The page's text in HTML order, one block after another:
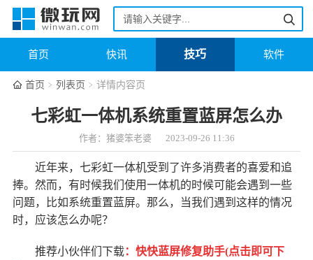
首页 快讯 技巧 软件
首页 列表页 详情内容页
七彩虹一体机系统重置蓝屏怎么办
作者：猪婆笨老婆 2023-09-26 11:36
近年来，七彩虹一体机受到了许多消费者的喜爱和追
捧。然而，有时候我们使用一体机的时候可能会遇到一些
问题，比如系统重置蓝屏。那么，当我们遇到这样的情况
时，应该怎么办呢？
推荐小伙伴们下载： 快快蓝屏修复助手(点击即可下